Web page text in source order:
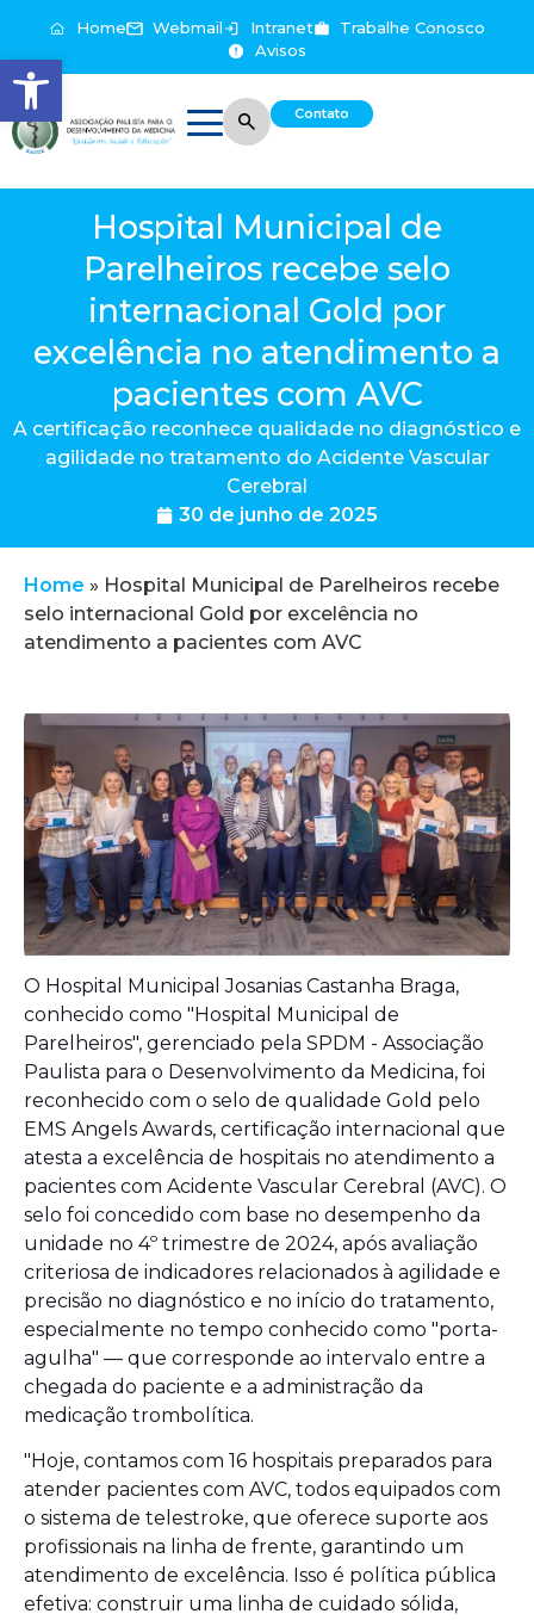
Abrir a barra de ferramentas
Home Webmail Intranet
Trabalhe Conosco
Avisos
Contato
Hospital Municipal de
Parelheiros recebe selo
internacional Gold por
excelência no atendimento a
pacientes com AVC
A certificação reconhece qualidade no diagnóstico e
agilidade no tratamento do Acidente Vascular
Cerebral
30 de junho de 2025
Home » Hospital Municipal de Parelheiros recebe
selo internacional Gold por excelência no
atendimento a pacientes com AVC
O Hospital Municipal Josanias Castanha Braga,
conhecido como "Hospital Municipal de
Parelheiros", gerenciado pela SPDM - Associação
Paulista para o Desenvolvimento da Medicina, foi
reconhecido com o selo de qualidade Gold pelo
EMS Angels Awards, certificação internacional que
atesta a excelência de hospitais no atendimento a
pacientes com Acidente Vascular Cerebral (AVC). O
selo foi concedido com base no desempenho da
unidade no 4º trimestre de 2024, após avaliação
criteriosa de indicadores relacionados à agilidade e
precisão no diagnóstico e no início do tratamento,
especialmente no tempo conhecido como "porta-
agulha" — que corresponde ao intervalo entre a
chegada do paciente e a administração da
medicação trombolítica.
"Hoje, contamos com 16 hospitais preparados para
atender pacientes com AVC, todos equipados com
o sistema de telestroke, que oferece suporte aos
profissionais na linha de frente, garantindo um
atendimento de excelência. Isso é política pública
efetiva: construir uma linha de cuidado sólida,